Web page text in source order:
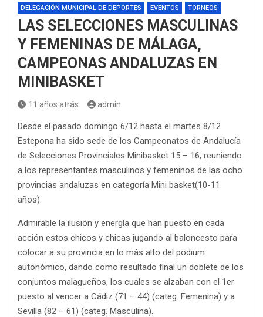
DELEGACIÓN MUNICIPAL DE DEPORTES EVENTOS TORNEOS
LAS SELECCIONES MASCULINAS
Y FEMENINAS DE MÁLAGA,
CAMPEONAS ANDALUZAS EN
MINIBASKET
11 años atrás admin
Desde el pasado domingo 6/12 hasta el martes 8/12
Estepona ha sido sede de los Campeonatos de Andalucía
de Selecciones Provinciales Minibasket 15 – 16, reuniendo
a los representantes masculinos y femeninos de las ocho
provincias andaluzas en categoría Mini basket(10-11
años).
Admirable la ilusión y energía que han puesto en cada
acción estos chicos y chicas jugando al baloncesto para
colocar a su provincia en lo más alto del podium
autonómico, dando como resultado final un doblete de los
conjuntos malagueños, los cuales se alzaban con el 1er
puesto al vencer a Cádiz (71 – 44) (categ. Femenina) y a
Sevilla (82 – 61) (categ. Masculina).